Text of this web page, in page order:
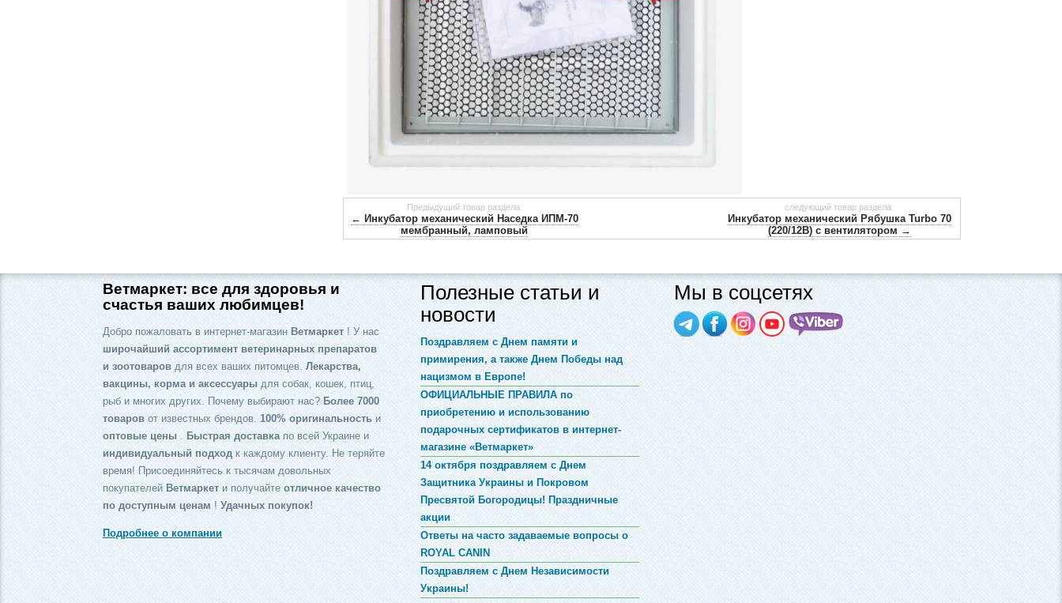
Предыдущий товар раздела:
← Инкубатор механический Наседка ИПМ-70
мембранный, ламповый
следующий товар раздела:
Инкубатор механический Рябушка Turbo 70
(220/12В) c вентилятором →
Ветмаркет: все для здоровья и
счастья ваших любимцев!
Добро пожаловать в интернет-магазин Ветмаркет ! У нас
широчайший ассортимент ветеринарных препаратов
и зоотоваров для всех ваших питомцев. Лекарства,
вакцины, корма и аксессуары для собак, кошек, птиц,
рыб и многих других. Почему выбирают нас? Более 7000
товаров от известных брендов.100% оригинальность и
оптовые цены . Быстрая доставкапо всей Украине и
индивидуальный подход к каждому клиенту. Не теряйте
время! Присоединяйтесь к тысячам довольных
покупателей Ветмаркет и получайте отличное качество
по доступным ценам ! Удачных покупок!
Подробнее о компании
Полезные статьи и
новости
Поздравляем с Днем памяти и
примирения, а также Днем Победы над
нацизмом в Европе!
ОФИЦИАЛЬНЫЕ ПРАВИЛА по
приобретению и использованию
подарочных сертификатов в интернет-
магазине «Ветмаркет»
14 октября поздравляем с Днем
Защитника Украины и Покровом
Пресвятой Богородицы! Праздничные
акции
Ответы на часто задаваемые вопросы о
ROYAL CANIN
Поздравляем с Днем Независимости
Украины!
Мы в соцсетях